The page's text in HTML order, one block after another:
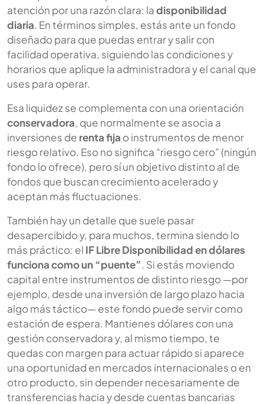
atención por una razón clara: ladisponibilidad
diaria. En términos simples, estás ante un fondo
diseñado para que puedas entrar y salir con
facilidad operativa, siguiendo las condiciones y
horarios que aplique la administradora y el canal que
uses para operar.
Esa liquidez se complementa con una orientación
conservadora, que normalmente se asocia a
inversiones de renta fija o instrumentos de menor
riesgo relativo. Eso no significa “riesgo cero” (ningún
fondo lo ofrece), pero sí un objetivo distinto al de
fondos que buscan crecimiento acelerado y
aceptan más fluctuaciones.
También hay un detalle que suele pasar
desapercibido y, para muchos, termina siendo lo
más práctico: el IF Libre Disponibilidad en dólares
funciona como un “puente”. Si estás moviendo
capital entre instrumentos de distinto riesgo —por
ejemplo, desde una inversión de largo plazo hacia
algo más táctico— este fondo puede servir como
estación de espera. Mantienes dólares con una
gestión conservadora y, al mismo tiempo, te
quedas con margen para actuar rápido si aparece
una oportunidad en mercados internacionales o en
otro producto, sin depender necesariamente de
transferencias hacia y desde cuentas bancarias